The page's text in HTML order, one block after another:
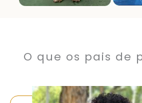
O que os pais de